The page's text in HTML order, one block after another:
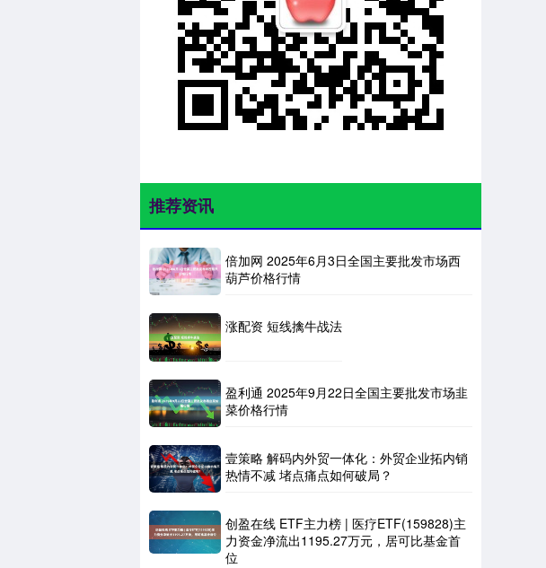
推荐资讯
倍加网 2025年6月3日全国主要批发市场西
葫芦价格行情
涨配资 短线擒牛战法
盈利通 2025年9月22日全国主要批发市场韭
菜价格行情
壹策略 解码内外贸一体化：外贸企业拓内销
热情不减 堵点痛点如何破局？
创盈在线 ETF主力榜 | 医疗ETF(159828)主
力资金净流出1195.27万元，居可比基金首
位